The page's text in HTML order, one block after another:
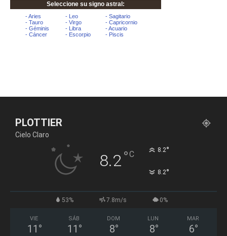
PLOTTIER
Cielo Claro
8.2°C 8.2°
8.2°
53% 7.8m/s 0%
VIE
11 °
SÁB
11 °
DOM
8°
LUN
8°
MAR
6°